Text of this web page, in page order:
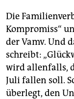
Die
Kompromiss“
der Vamv. Und
schreibt:
wird allenfalls,
Juli fallen soll.
überlegt, den